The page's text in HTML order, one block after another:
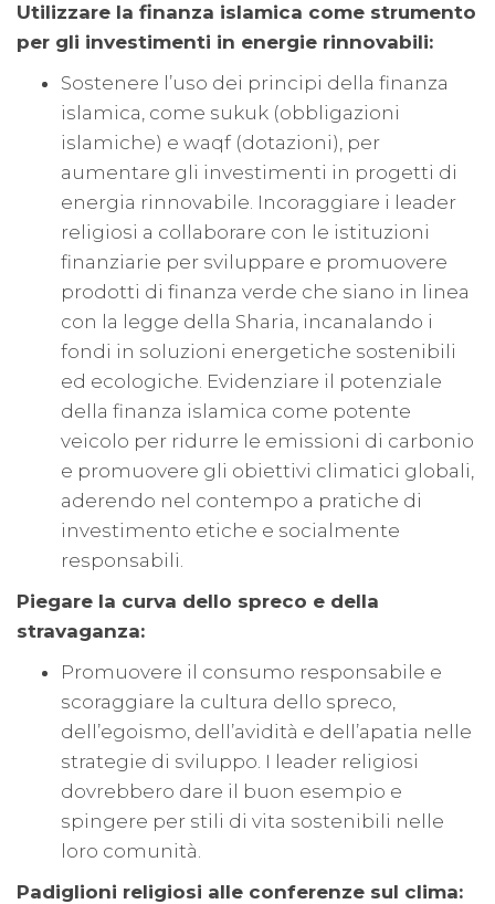
Utilizzare la finanza islamica come strumento
per gli investimenti in energie rinnovabili:
Sostenere l’uso dei principi della finanza
islamica, come sukuk (obbligazioni
islamiche) e waqf (dotazioni), per
aumentare gli investimenti in progetti di
energia rinnovabile. Incoraggiare i leader
religiosi a collaborare con le istituzioni
finanziarie per sviluppare e promuovere
prodotti di finanza verde che siano in linea
con la legge della Sharia, incanalando i
fondi in soluzioni energetiche sostenibili
ed ecologiche. Evidenziare il potenziale
della finanza islamica come potente
veicolo per ridurre le emissioni di carbonio
e promuovere gli obiettivi climatici globali,
aderendo nel contempo a pratiche di
investimento etiche e socialmente
responsabili.
Piegare la curva dello spreco e della
stravaganza:
Promuovere il consumo responsabile e
scoraggiare la cultura dello spreco,
dell’egoismo, dell’avidità e dell’apatia nelle
strategie di sviluppo. I leader religiosi
dovrebbero dare il buon esempio e
spingere per stili di vita sostenibili nelle
loro comunità.
Padiglioni religiosi alle conferenze sul clima: